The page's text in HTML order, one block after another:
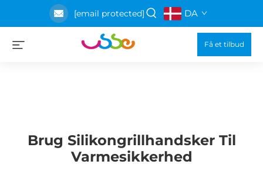
[email protected] DA
Få et tilbud
Brug Silikongrillhandsker Til
Varmesikkerhed